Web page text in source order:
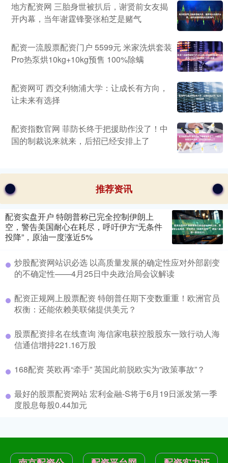
地方配资网 三胎身世被扒后，谢贤前女友揭
开内幕，当年谢霆锋娶张柏芝是赌气
配资一流股票配资门户 5599元 米家洗烘套装
Pro热泵烘10kg+10kg预售 100%除螨
配资网可 西交利物浦大学：让成长有方向，
让未来有选择
配资指数官网 菲防长终于把援助作没了！中
国的制裁说来就来，后招已经安排上了
推荐资讯
配资实盘开户 特朗普称已完全控制伊朗上
空，警告美国耐心在耗尽，呼吁伊方“无条件
投降”，原油一度涨近5%
炒股配资网站识必选 以高质量发展的确定性应对外部剧变
的不确定性——4月25日中央政治局会议解读
配资正规网上股票配资 特朗普任期下变数重重！欧洲官员
权衡：还能依赖美联储提供美元？
股票配资排名在线查询 海信家电获控股股东一致行动人海
信通信增持221.16万股
168配资 英欧再“牵手” 英国此前脱欧实为“政策事故”？
最好的股票配资网站 宏利金融-S将于6月19日派发第一季
度股息每股0.44加元